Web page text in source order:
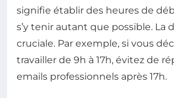
signifie établir des heures de
s’y tenir autant que possible. La
cruciale. Par exemple, si vous
travailler de 9h à 17h, évitez de
emails professionnels après 17h.